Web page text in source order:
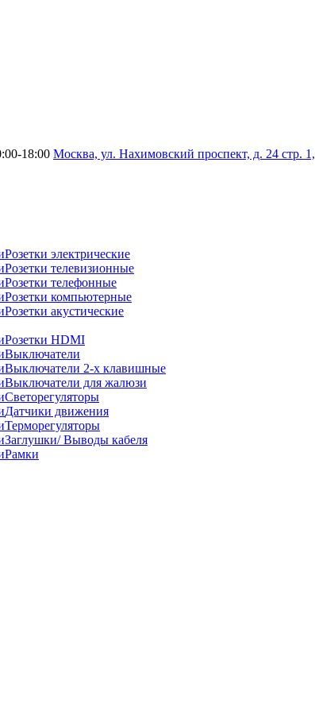
18:00 Москва, ул. Нахимовский проспект, д. 24 стр. 1,
Розетки электрические
Розетки телевизионные
Розетки телефонные
Розетки компьютерные
Розетки акустические
Розетки HDMI
Выключатели
Выключатели 2-х клавишные
Выключатели для жалюзи
Светорегуляторы
Датчики движения
Терморегуляторы
Заглушки/ Выводы кабеля
Рамки